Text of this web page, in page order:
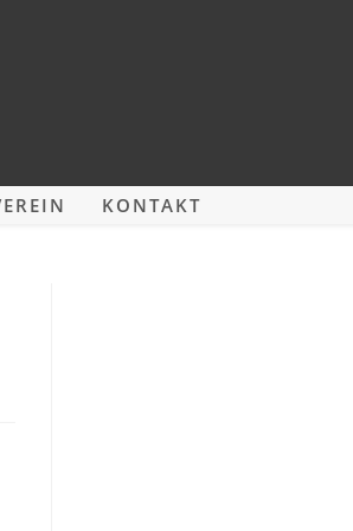
KONTAKT